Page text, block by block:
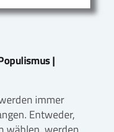
|
immer
Entweder,